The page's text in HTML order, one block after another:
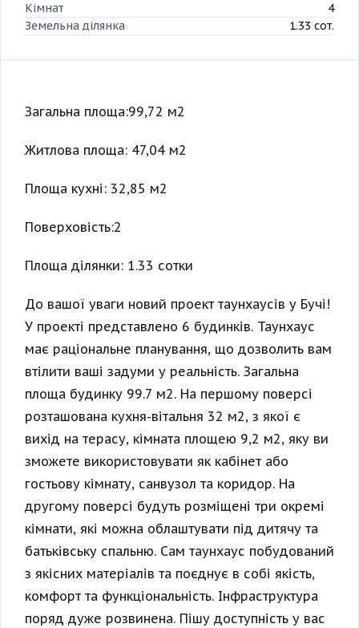
Кімнат
4
Земельна ділянка
1.33 сот.
Загальна площа:99,72 м2
Житлова площа: 47,04 м2
Площа кухні: 32,85 м2
Поверховість:2
Площа ділянки: 1.33 сотки
До вашої уваги новий проект таунхаусів у Бучі!
У проекті представлено 6 будинків. Таунхаус
має раціональне планування, що дозволить вам
втілити ваші задуми у реальність. Загальна
площа будинку 99.7 м2. На першому поверсі
розташована кухня-вітальня 32 м2, з якої є
вихід на терасу, кімната площею 9,2 м2, яку ви
зможете використовувати як кабінет або
гостьову кімнату, санвузол та коридор. На
другому поверсі будуть розміщені три окремі
кімнати, які можна облаштувати під дитячу та
батьківську спальню. Сам таунхаус побудований
з якісних матеріалів та поєднує в собі якість,
комфорт та функціональність. Інфраструктура
поряд дуже розвинена. Пішу доступність у вас